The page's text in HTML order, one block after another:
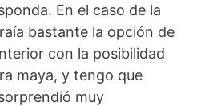
En el caso de la
bastante la opción de
con la posibilidad
maya, y tengo que
muy